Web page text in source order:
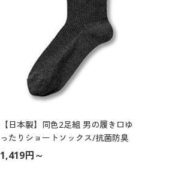
【日本製】同色2足組 男の履き口ゆ
ったりショートソックス/抗菌防臭
1,419円～